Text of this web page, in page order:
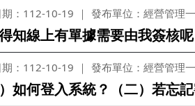
期：112-10-19 發布單位：經營管理
知線上有單據需要由我簽核
期：112-10-19 發布單位：經營管理
）如何登入系統？（二）若忘